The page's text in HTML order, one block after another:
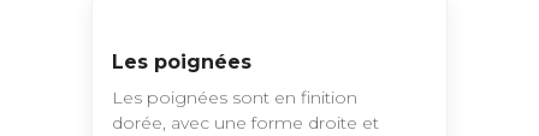
Les poignées
Les poignées sont en finition
dorée, avec une forme droite et